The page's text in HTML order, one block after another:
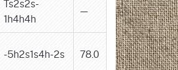
Ts2s2s-
1h4h4h
—
-5h2s1s4h-2s 78.0